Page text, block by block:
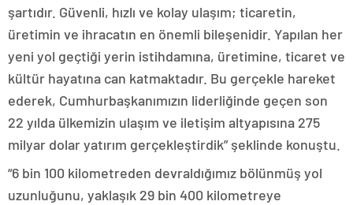
şartıdır. Güvenli, hızlı ve kolay ulaşım; ticaretin,
üretimin ve ihracatın en önemli bileşenidir. Yapılan her
yeni yol geçtiği yerin istihdamına, üretimine, ticaret ve
kültür hayatına can katmaktadır. Bu gerçekle hareket
ederek, Cumhurbaşkanımızın liderliğinde geçen son
22 yılda ülkemizin ulaşım ve iletişim altyapısına 275
milyar dolar yatırım gerçekleştirdik” şeklinde konuştu.
“6 bin 100 kilometreden devraldığımız bölünmüş yol
uzunluğunu, yaklaşık 29 bin 400 kilometreye